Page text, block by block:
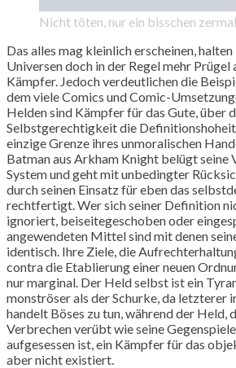
Nicht töten, nur ein bisschen
Das alles mag kleinlich erscheinen,
Universen doch in der Regel mehr Prügel
Kämpfer. Jedoch verdeutlichen die
dem viele Comics und Comic-
Helden sind Kämpfer für das Gute, über
Selbstgerechtigkeit die
einzige Grenze ihres unmoralischen
Batman aus Arkham Knight belügt seine
System und geht mit unbedingter
durch seinen Einsatz für eben das
rechtfertigt. Wer sich seiner Definition
ignoriert, beiseitegeschoben oder
angewendeten Mittel sind mit denen
identisch. Ihre Ziele, die
contra die Etablierung einer neuen
nur marginal. Der Held selbst ist ein
monströser als der Schurke, da letzterer
handelt Böses zu tun, während der Held,
Verbrechen verübt wie seine
aufgesessen ist, ein Kämpfer für das
aber nicht existiert.